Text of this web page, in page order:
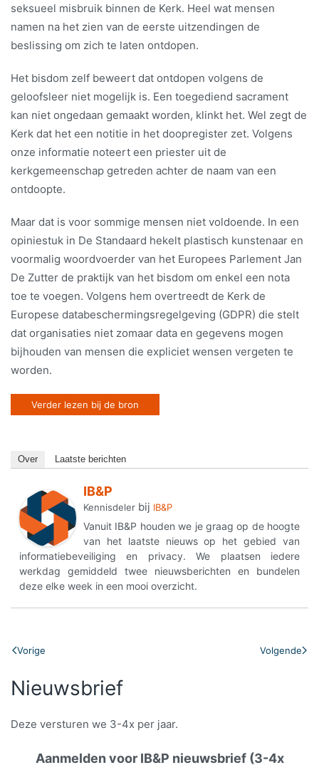
seksueel misbruik binnen de Kerk. Heel wat mensen
namen na het zien van de eerste uitzendingen de
beslissing om zich te laten ontdopen.
Het bisdom zelf beweert dat ontdopen volgens de
geloofsleer niet mogelijk is. Een toegediend sacrament
kan niet ongedaan gemaakt worden, klinkt het. Wel zegt de
Kerk dat het een notitie in het doopregister zet. Volgens
onze informatie noteert een priester uit de
kerkgemeenschap getreden achter de naam van een
ontdoopte.
Maar dat is voor sommige mensen niet voldoende. In een
opiniestuk in De Standaard hekelt plastisch kunstenaar en
voormalig woordvoerder van het Europees Parlement Jan
De Zutter de praktijk van het bisdom om enkel een nota
toe te voegen. Volgens hem overtreedt de Kerk de
Europese databeschermingsregelgeving (GDPR) die stelt
dat organisaties niet zomaar data en gegevens mogen
bijhouden van mensen die expliciet wensen vergeten te
worden.
Verder lezen bij de bron
Over Laatste berichten
IB&P
Kennisdeler bij IB&P
Vanuit IB&P houden we je graag op de hoogte
van het laatste nieuws op het gebied van
informatiebeveiliging en privacy. We plaatsen iedere
werkdag gemiddeld twee nieuwsberichten en bundelen
deze elke week in een mooi overzicht.
Vorige Volgende
Nieuwsbrief
Deze versturen we 3-4x per jaar.
Aanmelden voor IB&P nieuwsbrief (3-4x